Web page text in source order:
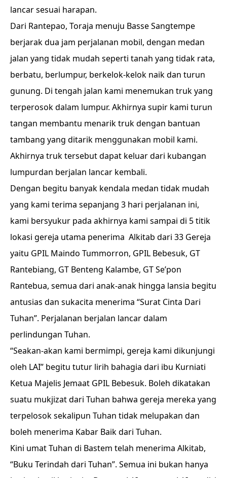
lancar sesuai harapan.
Dari Rantepao, Toraja menuju Basse Sangtempe
berjarak dua jam perjalanan mobil, dengan medan
jalan yang tidak mudah seperti tanah yang tidak rata,
berbatu, berlumpur, berkelok-kelok naik dan turun
gunung. Di tengah jalan kami menemukan truk yang
terperosok dalam lumpur. Akhirnya supir kami turun
tangan membantu menarik truk dengan bantuan
tambang yang ditarik menggunakan mobil kami.
Akhirnya truk tersebut dapat keluar dari kubangan
lumpurdan berjalan lancar kembali.
Dengan begitu banyak kendala medan tidak mudah
yang kami terima sepanjang 3 hari perjalanan ini,
kami bersyukur pada akhirnya kami sampai di 5 titik
lokasi gereja utama penerima Alkitab dari 33 Gereja
yaitu GPIL Maindo Tummorron, GPIL Bebesuk, GT
Rantebiang, GT Benteng Kalambe, GT Se’pon
Rantebua, semua dari anak-anak hingga lansia begitu
antusias dan sukacita menerima “Surat Cinta Dari
Tuhan”. Perjalanan berjalan lancar dalam
perlindungan Tuhan.
“Seakan-akan kami bermimpi, gereja kami dikunjungi
oleh LAI” begitu tutur lirih bahagia dari ibu Kurniati
Ketua Majelis Jemaat GPIL Bebesuk. Boleh dikatakan
suatu mukjizat dari Tuhan bahwa gereja mereka yang
terpelosok sekalipun Tuhan tidak melupakan dan
boleh menerima Kabar Baik dari Tuhan.
Kini umat Tuhan di Bastem telah menerima Alkitab,
“Buku Terindah dari Tuhan”. Semua ini bukan hanya